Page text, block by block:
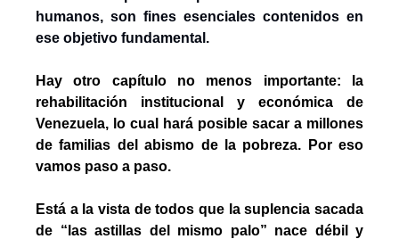
humanos, son fines esenciales contenidos en
ese objetivo fundamental.
Hay otro capítulo no menos importante: la
rehabilitación institucional y económica de
Venezuela, lo cual hará posible sacar a millones
de familias del abismo de la pobreza. Por eso
vamos paso a paso.
Está a la vista de todos que la suplencia sacada
de “las astillas del mismo palo” nace débil y